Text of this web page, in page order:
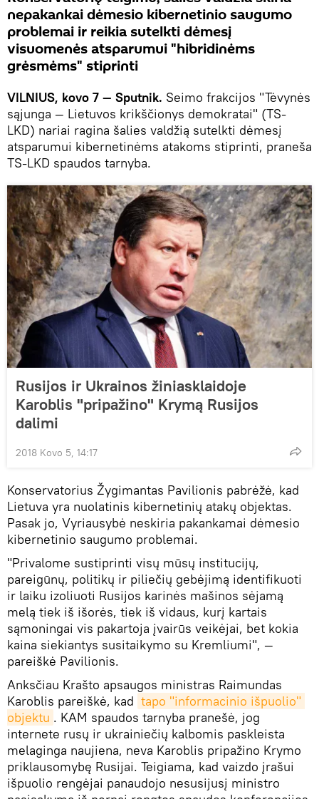
nepakankai dėmesio kibernetinio saugumo
problemai ir reikia sutelkti dėmesį
visuomenės atsparumui "hibridinėms
grėsmėms" stiprinti
VILNIUS, kovo 7 — Sputnik. Seimo frakcijos "Tėvynės
sąjunga — Lietuvos krikščionys demokratai" (TS-
LKD) nariai ragina šalies valdžią sutelkti dėmesį
atsparumui kibernetinėms atakoms stiprinti, praneša
TS-LKD spaudos tarnyba.
Rusijos ir Ukrainos žiniasklaidoje
Karoblis "pripažino" Krymą Rusijos
dalimi
2018 Kovo 5, 14:17
Konservatorius Žygimantas Pavilionis pabrėžė, kad
Lietuva yra nuolatinis kibernetinių atakų objektas.
Pasak jo, Vyriausybė neskiria pakankamai dėmesio
kibernetinio saugumo problemai.
"Privalome sustiprinti visų mūsų institucijų,
pareigūnų, politikų ir piliečių gebėjimą identifikuoti
ir laiku izoliuoti Rusijos karinės mašinos sėjamą
melą tiek iš išorės, tiek iš vidaus, kurį kartais
sąmoningai vis pakartoja įvairūs veikėjai, bet kokia
kaina siekiantys susitaikymo su Kremliumi", —
pareiškė Pavilionis.
Anksčiau Krašto apsaugos ministras Raimundas
Karoblis pareiškė, kad tapo "informacinio išpuolio"
objektu . KAM spaudos tarnyba pranešė, jog
internete rusų ir ukrainiečių kalbomis paskleista
melaginga naujiena, neva Karoblis pripažino Krymo
priklausomybę Rusijai. Teigiama, kad vaizdo įrašui
išpuolio rengėjai panaudojo nesusijusį ministro